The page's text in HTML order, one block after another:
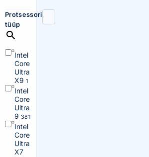
Protsessori
tüüp
Intel
Core
Ultra
X91
Intel
Core
Ultra
9 381
Intel
Core
Ultra
X7